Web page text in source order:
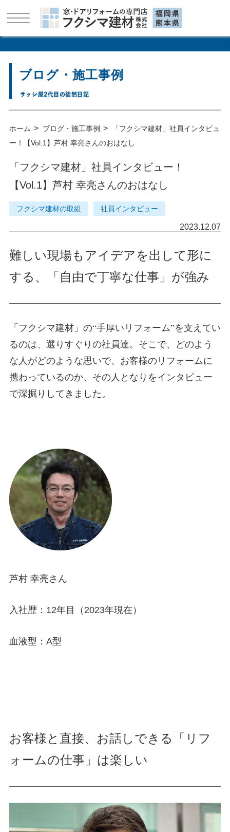
ブログ・施工事例
サッシ屋2代目の徒然日記
ホーム > ブログ・施工事例 >
「フクシマ建材」社員インタビュ
ー！【Vol.1】芦村 幸亮さんのおはなし
「フクシマ建材」社員インタビュー！
【Vol.1】芦村 幸亮さんのおはなし
フクシマ建材の取組 社員インタビュー
2023.12.07
難しい現場もアイデアを出して形に
する、「自由で丁寧な仕事」が強み
「フクシマ建材」の“手厚いリフォーム”を支えてい
るのは、選りすぐりの社員達。そこで、どのよう
な人がどのような思いで、お客様のリフォームに
携わっているのか、その人となりをインタビュー
で深掘りしてきました。
芦村 幸亮さん
入社歴： 12年目（ 2023年現在）
血液型： A型
お客様と直接、お話しできる「リフ
ォームの仕事」は楽しい